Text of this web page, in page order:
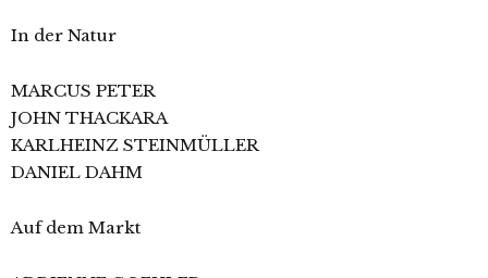
In der Natur
MARCUS PETER
JOHN THACKARA
KARLHEINZ STEINMÜLLER
DANIEL DAHM
Auf dem Markt